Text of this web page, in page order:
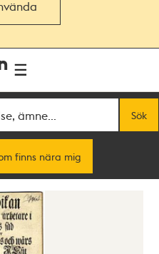
Sök
finns nära mig